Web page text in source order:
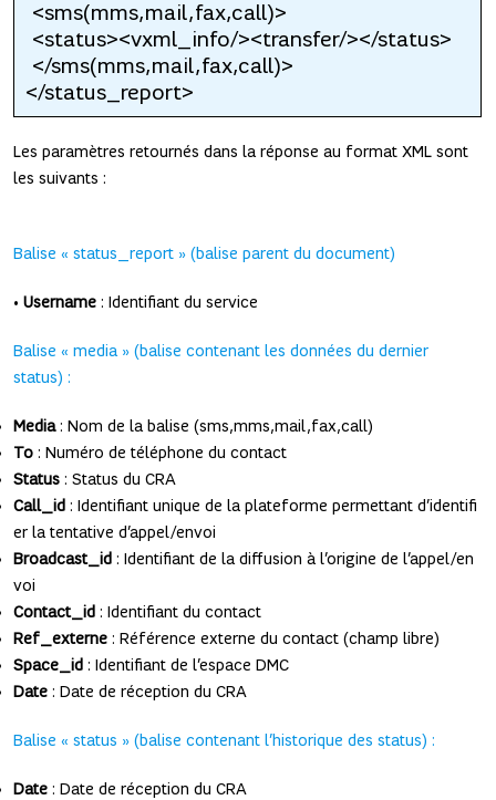
<sms(mms,mail,fax,call)>
<status><vxml_info/><transfer/></status>
</sms(mms,mail,fax,call)>
</status_report>
Les paramètres retournés dans la réponse au format XML sont
les suivants :
Balise « status_report » (balise parent du document)
•Username: Identifiant du service
Balise « media » (balise contenant les données du dernier
status) :
Media: Nom de la balise (sms,mms,mail,fax,call)
To: Numéro de téléphone du contact
Status: Status du CRA
Call_id : Identifiant unique de la plateforme permettant d’identifi
er la tentative d’appel/envoi
Broadcast_id : Identifiant de la diffusion à l’origine de l’appel/en
voi
Contact_id : Identifiant du contact
Ref_externe : Référence externe du contact (champ libre)
Space_id : Identifiant de l’espace DMC
Date: Date de réception du CRA
Balise « status » (balise contenant l’historique des status) :
Date: Date de réception du CRA